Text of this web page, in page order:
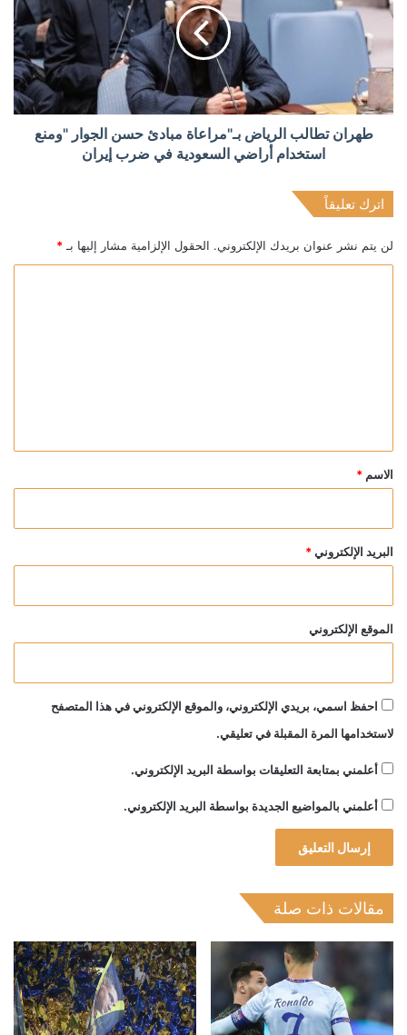
طهران تطالب الرياض بـ"مراعاة مبادئ حسن الجوار "ومنع
استخدام أراضي السعودية في ضرب إيران
اترك تعليقاً
لن يتم نشر عنوان بريدك الإلكتروني. الحقول الإلزامية مشار إليها بـ *
*
الاسم *
البريد الإلكتروني *
الموقع الإلكتروني
احفظ اسمي، بريدي الإلكتروني، والموقع الإلكتروني في هذا المتصفح
لاستخدامها المرة المقبلة في تعليقي.
أعلمني بمتابعة التعليقات بواسطة البريد الإلكتروني.
أعلمني بالمواضيع الجديدة بواسطة البريد الإلكتروني.
مقالات ذات صلة